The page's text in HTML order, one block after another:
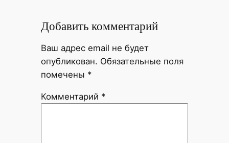
Добавить комментарий
Ваш адрес email не будет
опубликован. Обязательные поля
помечены *
Комментарий *